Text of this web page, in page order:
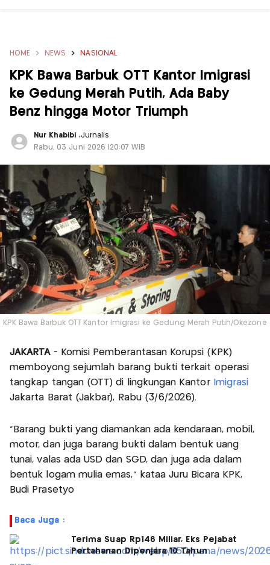
HOME NEWS NASIONAL
KPK Bawa Barbuk OTT Kantor Imigrasi
ke Gedung Merah Putih, Ada Baby
Benz hingga Motor Triumph
Nur Khabibi ,Jurnalis
Rabu, 03 Juni 2026 |20:07 WIB
KPK Bawa Barbuk OTT Kantor Imigrasi ke Gedung Merah Putih/Okezone
JAKARTA - Komisi Pemberantasan Korupsi (KPK)
memboyong sejumlah barang bukti terkait operasi
tangkap tangan (OTT) di lingkungan KantorImigrasi
Jakarta Barat (Jakbar), Rabu (3/6/2026).
"Barang bukti yang diamankan ada kendaraan, mobil,
motor, dan juga barang bukti dalam bentuk uang
tunai, valas ada USD dan SGD, dan juga ada dalam
bentuk logam mulia emas," kataa Juru Bicara KPK,
Budi Prasetyo
Baca Juga :
Terima Suap Rp146 Miliar, Eks Pejabat
Pertahanan Dipenjara 10 Tahun